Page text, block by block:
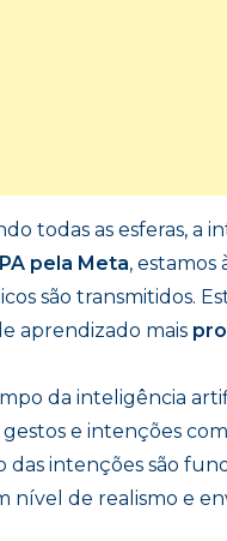
todas as esferas, a
pela Meta,
são transmitidos.
aprendizado mais
da inteligência
e intenções
intenções são
nível de realismo e